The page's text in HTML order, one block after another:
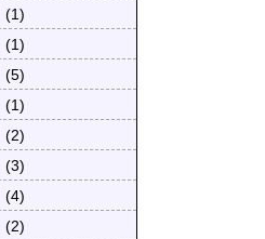
(1)
(1)
(5)
(1)
(2)
(3)
(4)
(2)